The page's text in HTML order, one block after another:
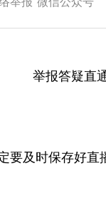
举报答疑直
要及时保存好